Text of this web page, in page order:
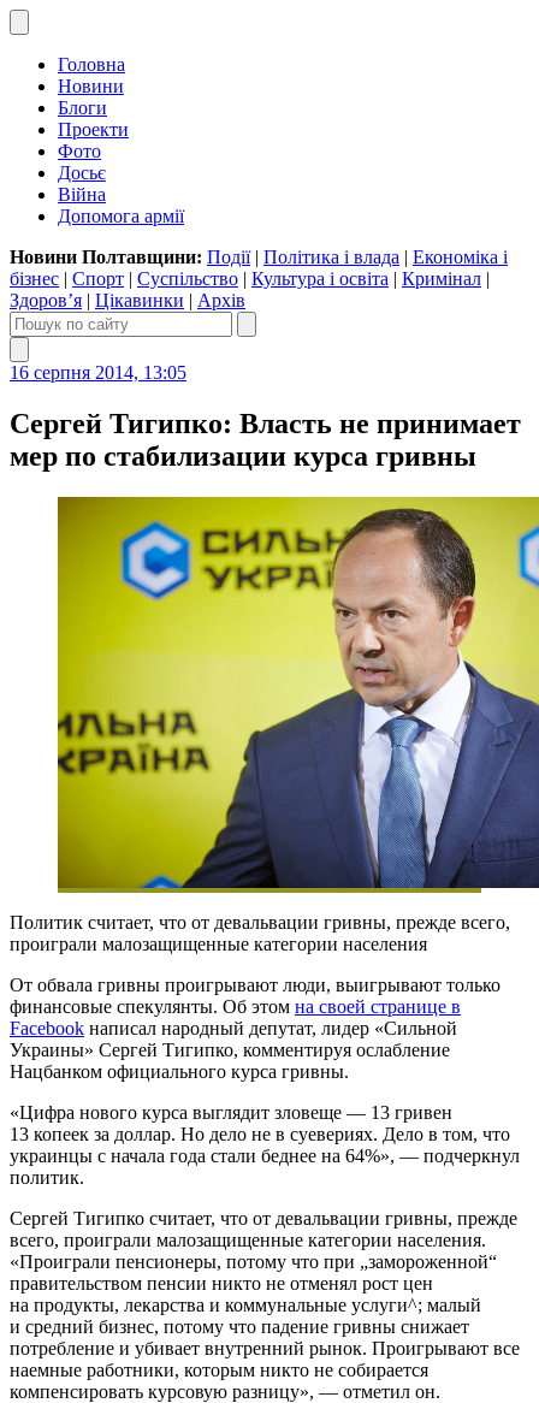
Головна
Новини
Блоги
Проекти
Фото
Досьє
Війна
Допомога армії
Новини Полтавщини: Події| Політика і влада | Економіка і
бізнес | Спорт | Суспільство | Культура і освіта | Кримінал |
Здоров’я | Цікавинки | Архів
16 серпня 2014, 13:05
Сергей Тигипко: Власть не принимает
мер по стабилизации курса гривны
Политик считает, что от девальвации гривны, прежде всего,
проиграли малозащищенные категории населения
От обвала гривны проигрывают люди, выигрывают только
финансовые спекулянты. Об этом на своей странице в
Facebook написал народный депутат, лидер «Сильной
Украины» Сергей Тигипко, комментируя ослабление
Нацбанком официального курса гривны.
«Цифра нового курса выглядит зловеще — 13 гривен
13 копеек за доллар. Но дело не в суевериях. Дело в том, что
украинцы с начала года стали беднее на 64%», — подчеркнул
политик.
Сергей Тигипко считает, что от девальвации гривны, прежде
всего, проиграли малозащищенные категории населения.
«Проиграли пенсионеры, потому что при „замороженной“
правительством пенсии никто не отменял рост цен
на продукты, лекарства и коммунальные услуги^; малый
и средний бизнес, потому что падение гривны снижает
потребление и убивает внутренний рынок. Проигрывают все
наемные работники, которым никто не собирается
компенсировать курсовую разницу», — отметил он.